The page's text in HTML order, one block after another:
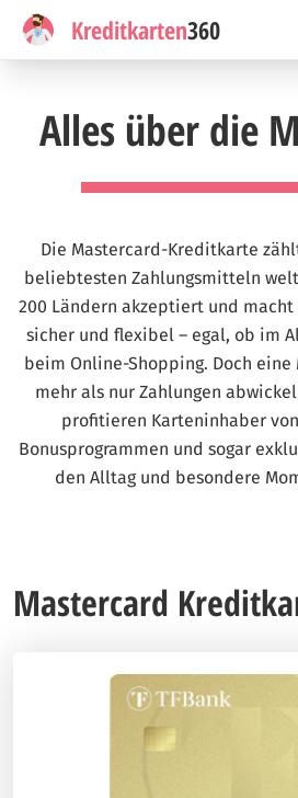
Kreditkarten360
Alles über die
Die Mastercard-Kreditkarte
beliebtesten Zahlungsmitteln
200 Ländern akzeptiert und macht
sicher und flexibel – egal, ob im
beim Online-Shopping. Doch
mehr als nur Zahlungen
profitieren Karteninhaber
Bonusprogrammen und sogar
den Alltag und besondere
Mastercard